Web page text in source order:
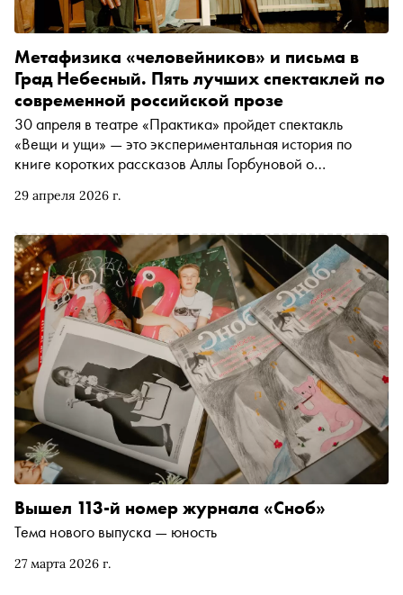
29 апреля 2026 г.
Метафизика «человейников» и письма в
Град Небесный. Пять лучших спектаклей по
современной российской прозе
30 апреля в театре «Практика» пройдет спектакль
«Вещи и ущи» — это экспериментальная история по
книге коротких рассказов Аллы Горбуновой о
района. «Сноб» собрал в свой топ еще четыре спектакля
заметок до романов в стихах
27 марта 2026 г.
Вышел 113-й номер журнала «Сноб»
Тема нового выпуска — юность